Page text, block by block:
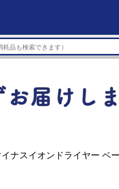
ナスイオンドライヤー ベ